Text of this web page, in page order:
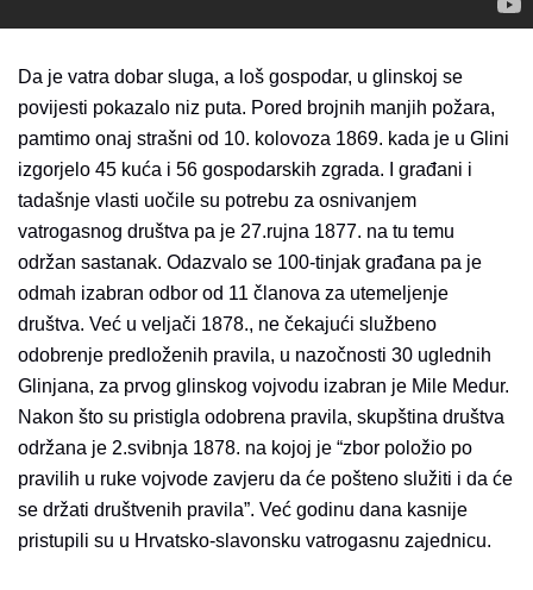
Da je vatra dobar sluga, a loš gospodar, u glinskoj se
povijesti pokazalo niz puta. Pored brojnih manjih požara,
pamtimo onaj strašni od 10. kolovoza 1869. kada je u Glini
izgorjelo 45 kuća i 56 gospodarskih zgrada. I građani i
tadašnje vlasti uočile su potrebu za osnivanjem
vatrogasnog društva pa je 27.rujna 1877. na tu temu
održan sastanak. Odazvalo se 100-tinjak građana pa je
odmah izabran odbor od 11 članova za utemeljenje
društva. Već u veljači 1878., ne čekajući službeno
odobrenje predloženih pravila, u nazočnosti 30 uglednih
Glinjana, za prvog glinskog vojvodu izabran je Mile Medur.
Nakon što su pristigla odobrena pravila, skupština društva
održana je 2.svibnja 1878. na kojoj je “zbor položio po
pravilih u ruke vojvode zavjeru da će pošteno služiti i da će
se držati društvenih pravila”. Već godinu dana kasnije
pristupili su u Hrvatsko-slavonsku vatrogasnu zajednicu.